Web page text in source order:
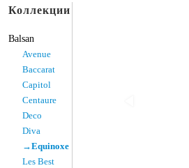
Коллекции
Balsan
Avenue
Baccarat
Capitol
Centaure
Deco
Diva
→Equinoxe
Les Best